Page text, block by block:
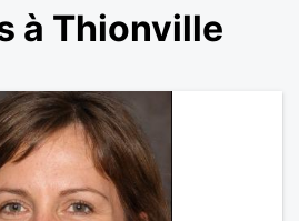
à Thionville